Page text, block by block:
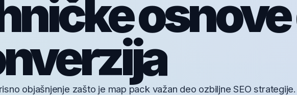
osnove
objašnjenje zašto je map pack važan deo ozbiljne SEO strategije.